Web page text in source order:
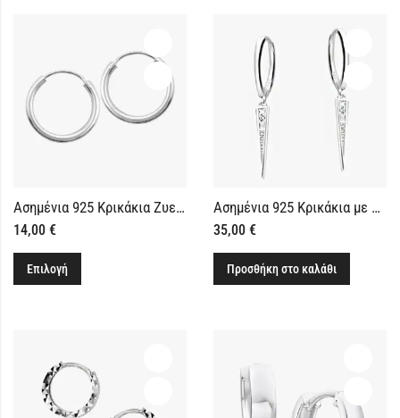
Ασημένια 925 Κρικάκια Ζυεγάρι 16mm
14,00 €
Επιλογή
Ασημένια 925 Κρικάκια με Κρεμαστό Καρφί
35,00 €
Προσθήκη στο καλάθι